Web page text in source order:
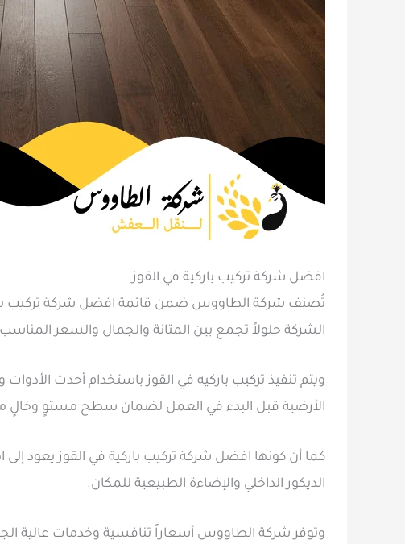
افضل شركة تركيب باركية في القوز
تُصنف شركة الطاووس ضمن قائمة افضل شركة تركيب
الشركة حلولاً تجمع بين المتانة والجمال والسعر
ويتم تنفيذ تركيب باركيه في القوز باستخدام أحدث
الأرضية قبل البدء في العمل لضمان سطح مستوٍ وخالٍ
كما أن كونها افضل شركة تركيب باركية في القوز يعود إلى
الديكور الداخلي والإضاءة الطبيعية للمكان.
وتوفر شركة الطاووس أسعاراً تنافسية وخدمات عالية